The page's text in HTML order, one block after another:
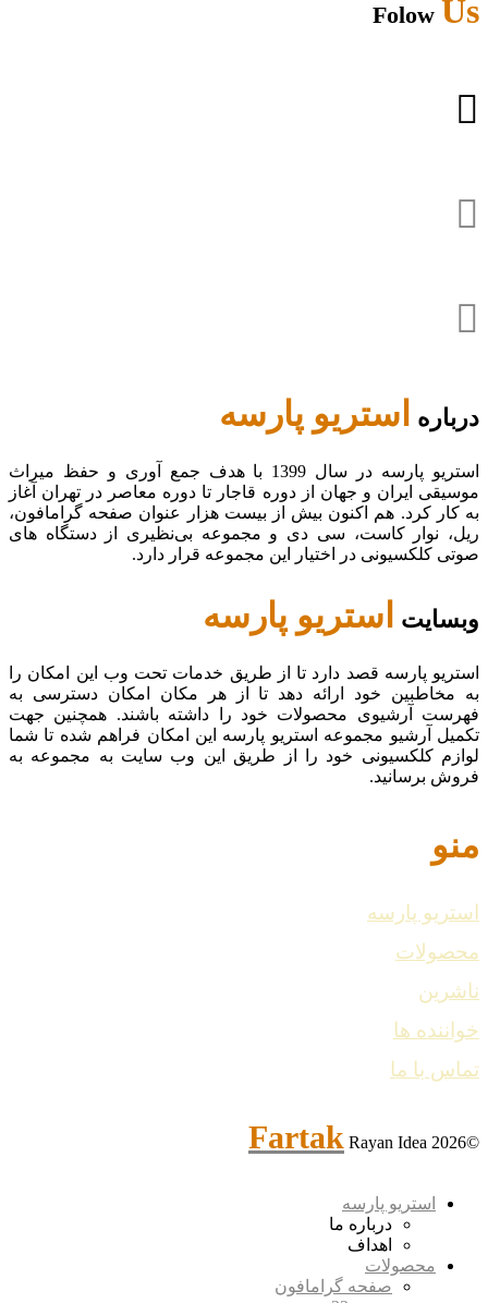
FolowUs
درباره استریو پارسه
استریو پارسه در سال 1399 با هدف جمع آوری و حفظ میراث
موسیقی ایران و جهان از دوره قاجار تا دوره معاصر در تهران آغاز
به کار کرد. هم اکنون بیش از بیست هزار عنوان صفحه گرامافون،
ریل، نوار کاست، سی دی و مجموعه بی‌نظیری از دستگاه های
صوتی کلکسیونی در اختیار این مجموعه قرار دارد.
وبسایت استریو پارسه
استریو پارسه قصد دارد تا از طریق خدمات تحت وب این امکان را
به مخاطبین خود ارائه دهد تا از هر مکان امکان دسترسی به
فهرست آرشیوی محصولات خود را داشته باشند. همچنین جهت
تکمیل آرشیو مجموعه استریو پارسه این امکان فراهم شده تا شما
لوازم کلکسیونی خود را از طریق این وب سایت به مجموعه به
فروش برسانید.
منو
استریو پارسه
محصولات
ناشرین
خواننده ها
تماس با ما
©2026
FartakRayan Idea
استریو پارسه
درباره ما
اهداف
محصولات
صفحه گرامافون